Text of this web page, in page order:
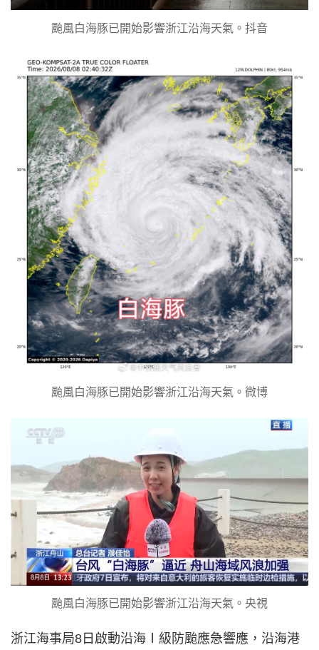
颱風白海豚已開始影響浙江沿海天氣。抖音
颱風白海豚已開始影響浙江沿海天氣。微博
颱風白海豚已開始影響浙江沿海天氣。央視
浙江海事局8日啟動沿海Ⅰ級防颱應急響應，沿海港